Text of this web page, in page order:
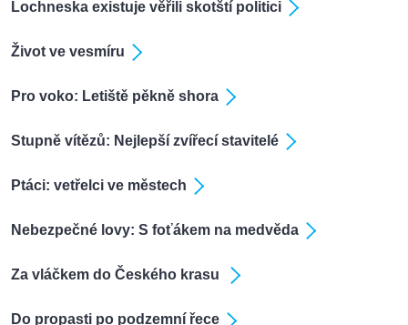
Lochneska existuje věřili skotští politici
Život ve vesmíru
Pro voko: Letiště pěkně shora
Stupně vítězů: Nejlepší zvířecí stavitelé
Ptáci: vetřelci ve městech
Nebezpečné lovy: S foťákem na medvěda
Za vláčkem do Českého krasu
Do propasti po podzemní řece